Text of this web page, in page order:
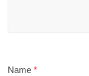
Name*